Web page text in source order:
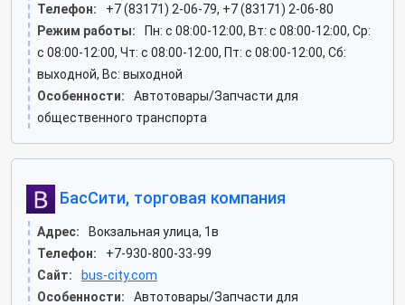
Телефон:
+7 (83171) 2-06-79, +7 (83171) 2-06-80
Режим работы:
Пн: c 08:00-12:00, Вт: c 08:00-12:00, Ср:
c 08:00-12:00, Чт: c 08:00-12:00, Пт: c 08:00-12:00, Сб:
выходной, Вс: выходной
Особенности:
Автотовары/Запчасти для
общественного транспорта
БасСити, торговая компания
Адрес:
Вокзальная улица, 1в
Телефон:
+7-930-800-33-99
Сайт:
bus-city.com
Особенности:
Автотовары/Запчасти для